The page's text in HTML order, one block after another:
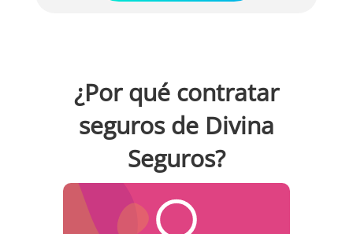
Traslados internacionales
¿Por qué contratar
seguros de Divina
Seguros?